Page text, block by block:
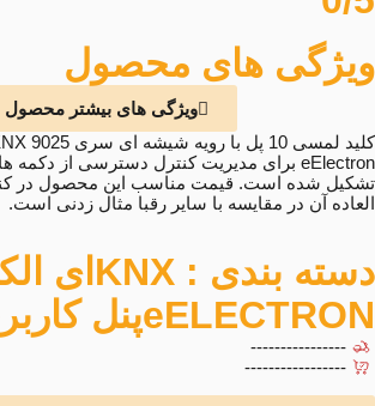
ویژگی های محصول
ویژگی های بیشتر محصول
تشکیل شده است. قیمت مناسب این محصول در
العاده آن در مقایسه با سایر رقبا مثال زدنی است.
دسته بندی : KNX ای
eELECTRONپنل
----------------
-----------------